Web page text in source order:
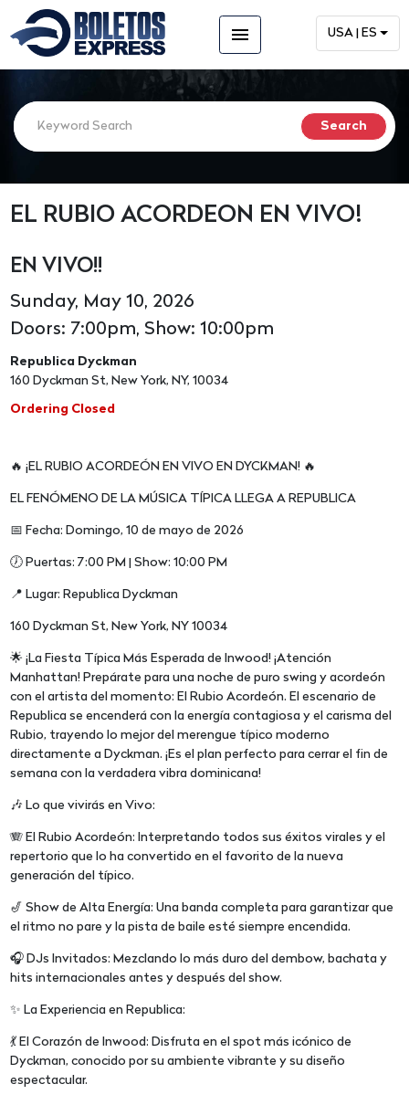
menu USA | ES
EL RUBIO ACORDEON EN VIVO!
EN VIVO!!
Sunday, May 10, 2026
Doors: 7:00pm, Show: 10:00pm
Republica Dyckman
160 Dyckman St, New York, NY, 10034
Ordering Closed
🔥 ¡EL RUBIO ACORDEÓN EN VIVO EN DYCKMAN! 🔥
EL FENÓMENO DE LA MÚSICA TÍPICA LLEGA A REPUBLICA
📅 Fecha: Domingo, 10 de mayo de 2026
🕖 Puertas: 7:00 PM | Show: 10:00 PM
📍 Lugar: Republica Dyckman
160 Dyckman St, New York, NY 10034
🌟 ¡La Fiesta Típica Más Esperada de Inwood! ¡Atención
Manhattan! Prepárate para una noche de puro swing y acordeón
con el artista del momento: El Rubio Acordeón. El escenario de
Republica se encenderá con la energía contagiosa y el carisma del
Rubio, trayendo lo mejor del merengue típico moderno
directamente a Dyckman. ¡Es el plan perfecto para cerrar el fin de
semana con la verdadera vibra dominicana!
🎶 Lo que vivirás en Vivo:
🪗 El Rubio Acordeón: Interpretando todos sus éxitos virales y el
repertorio que lo ha convertido en el favorito de la nueva
generación del típico.
🎷 Show de Alta Energía: Una banda completa para garantizar que
el ritmo no pare y la pista de baile esté siempre encendida.
🎧 DJs Invitados: Mezclando lo más duro del dembow, bachata y
hits internacionales antes y después del show.
✨ La Experiencia en Republica:
💃 El Corazón de Inwood: Disfruta en el spot más icónico de
Dyckman, conocido por su ambiente vibrante y su diseño
espectacular.